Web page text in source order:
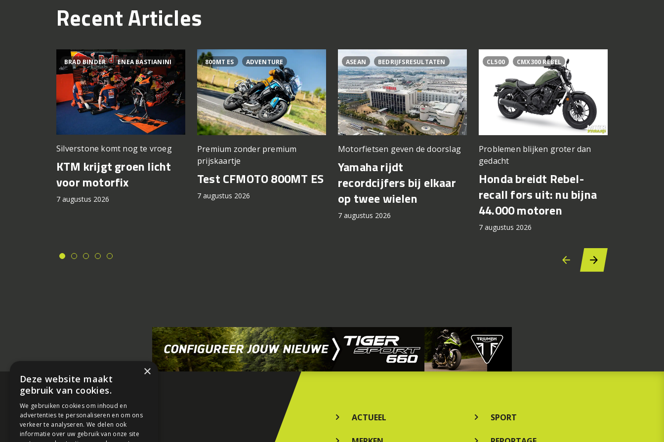
Recent Articles
BRAD BINDER ENEA BASTIANINI
Silverstone komt nog te vroeg
KTM krijgt groen licht
voor motorfix
7 augustus 2026
800MT ES ADVENTURE
Premium zonder premium
prijskaartje
Test CFMOTO 800MT ES
7 augustus 2026
ASEAN BEDRIJFSRESULTATEN
Motorfietsen geven de doorslag
Yamaha rijdt
recordcijfers bij elkaar
op twee wielen
7 augustus 2026
CL500 CMX300 REBEL
Problemen blijken groter dan
gedacht
Honda breidt Rebel-
recall fors uit: nu bijna
44.000 motoren
7 augustus 2026
ACTUEEL SPORT
×
Deze website maakt
gebruik van cookies.
We gebruiken cookies om inhoud en
advertenties te personaliseren en om ons
verkeer te analyseren. We delen ook
informatie over uw gebruik van onze site